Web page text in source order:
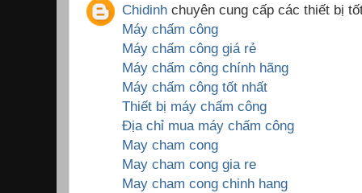
Chidinh chuyên cung cấp các thiết bị
Máy chấm công
Máy chấm công giá rẻ
Máy chấm công chính hãng
Máy chấm công tốt nhất
Thiết bị máy chấm công
Địa chỉ mua máy chấm công
May cham cong
May cham cong gia re
May cham cong chinh hang